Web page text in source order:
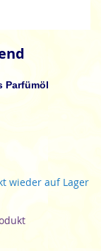
Parfümöl
wieder auf Lager